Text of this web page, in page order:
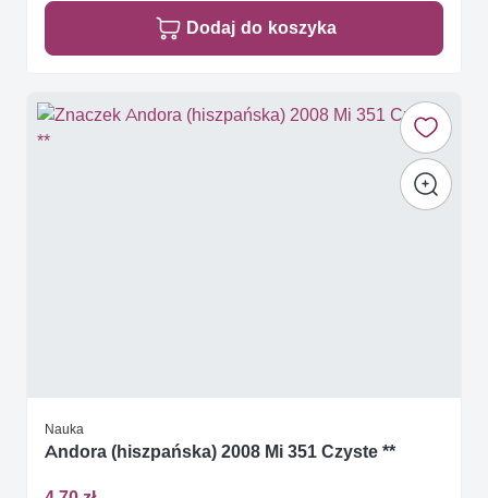
Dodaj do koszyka
Nauka
Andora (hiszpańska) 2008 Mi 351 Czyste **